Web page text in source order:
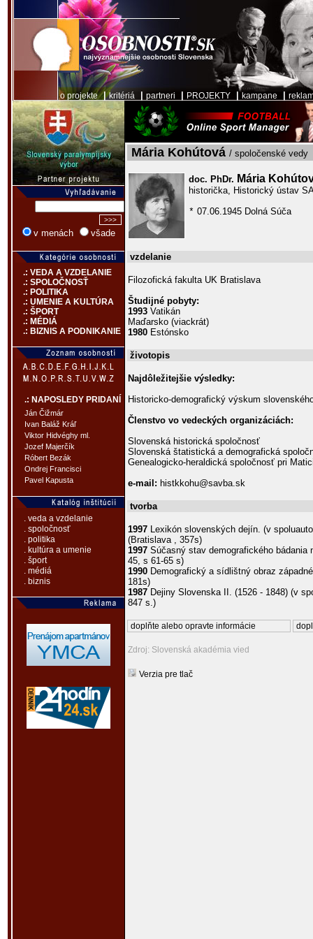
o projekte|kritériá partneri PROJEKTY kampane
v menách všade
.: VEDA A VZDELANIE
.: SPOLOČNOSŤ
.: POLITIKA
.: UMENIE A KULTÚRA
.: ŠPORT
.: MÉDIÁ
.: BIZNIS A PODNIKANIE
.: NAPOSLEDY PRIDANÍ
Ján Čižmár
Ivan Baláž Kráľ
Viktor Hidvéghy ml.
Jozef Majerčík
Róbert Bezák
Ondrej Francisci
Pavel Kapusta
. veda a vzdelanie
. spoločnosť
. politika
. kultúra a umenie
. šport
. médiá
. biznis
Mária Kohútová / spoločenské vedy
doc. PhDr. Mária
historička, Historický ústav
* 07.06.1945 Dolná Súča
vzdelanie
Filozofická fakulta UK Bratislava
Študijné pobyty:
1993 Vatikán
Maďarsko (viackrát)
1980 Estónsko
životopis
Najdôležitejšie výsledky:
Historicko-demografický výskum
Členstvo vo vedeckých organizáciách:
Slovenská historická spoločnosť
Slovenská štatistická a demografická
Genealogicko-heraldická spoločnosť pri
e-mail: histkkohu@savba.sk
tvorba
1997 Lexikón slovenských dejín. (v
(Bratislava , 357s)
1997 Súčasný stav demografického
45, s 61-65 s)
1990 Demografický a sídlištný obraz
181s)
1987 Dejiny Slovenska II. (1526 - 1848) (v
847 s.)
doplňte alebo opravte informácie
Zdroj: Slovenská akadémia vied
Verzia pre tlač